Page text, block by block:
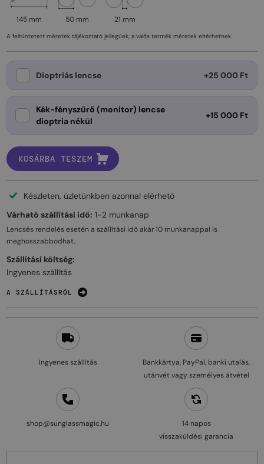
Ingyenes szállítás
Bankkártya, PayPal, banki utalás,
utánvét vagy személyes átvétel
shop@sunglassmagic.hu
14 napos
visszaküldési garancia
145 mm 50 mm 21 mm
A feltüntetett méretek tájékoztató jellegűek, a valós termék méretek eltérhetnek.
Dioptriás lencse +25 000 Ft
Kék-fényszűrő (monitor) lencse
dioptria nékül
+15 000 Ft
KOSÁRBA TESZEM
Készleten, üzletünkben azonnal elérhető
Várható szállítási idő: 1-2 munkanap
Lencsés rendelés esetén a szállítási idő akár10 munkanappal is
meghosszabbodhat.
Szállítási költség:
Ingyenes szállítás
A SZÁLLÍTÁSRÓL